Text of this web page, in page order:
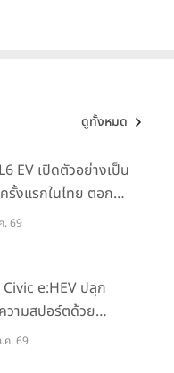
ดูทั้งหมด
EV เปิดตัวอย่างเป็น
รั้งแรกในไทย ตอกย้ำ
“Drive Your
. 69
e:HEV ปลุก
ามสปอร์ตด้วย
Shift ครั้งแรกใน
ค. 69